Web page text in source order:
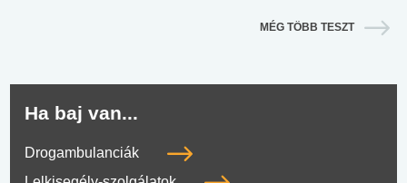
MÉG TÖBB TESZT
Ha baj van...
Drogambulanciák